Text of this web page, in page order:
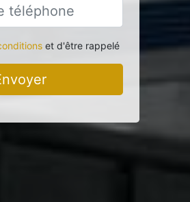
et d'être rappelé